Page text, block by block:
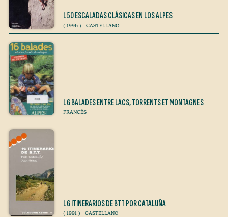
150 ESCALADAS CLÁSICAS EN LOS ALPES
( 1996 ) CASTELLANO
16 BALADES ENTRE LACS, TORRENTS ET MONTAGNES
FRANCÉS
16 ITINERARIOS DE BTT POR CATALUÑA
( 1991 ) CASTELLANO